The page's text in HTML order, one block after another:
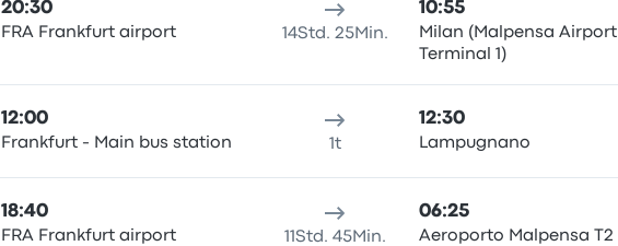
20:30
FRA Frankfurt airport 14Std. 25Min.
10:55
Milan (Malpensa Airport
Terminal 1)
12:00
Frankfurt - Main bus station 1t
12:30
Lampugnano
18:40
FRA Frankfurt airport 11Std. 45Min.
06:25
Aeroporto Malpensa T2